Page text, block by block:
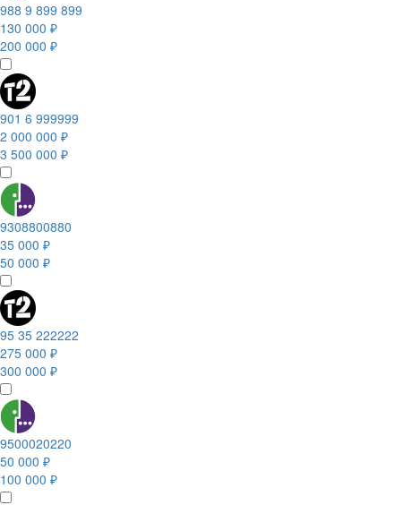
988 9 899 899
130 000 ₽
200 000 ₽
901 6 999999
2 000 000 ₽
3 500 000 ₽
9308800880
35 000 ₽
50 000 ₽
95 35 222222
275 000 ₽
300 000 ₽
9500020220
50 000 ₽
100 000 ₽